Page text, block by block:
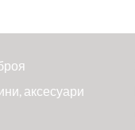
аксесуари